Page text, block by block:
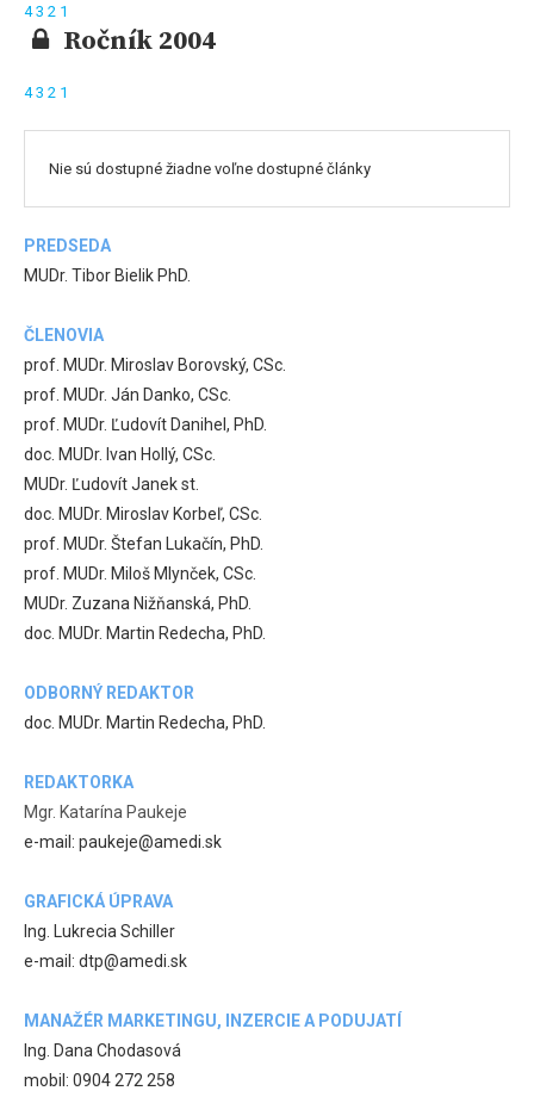
43 2 1
Ročník 2004
43 2 1
Nie sú dostupné žiadne voľne dostupné články
PREDSEDA
MUDr. Tibor Bielik PhD.
ČLENOVIA
prof. MUDr. Miroslav Borovský, CSc.
prof. MUDr. Ján Danko, CSc.
prof. MUDr. Ľudovít Danihel, PhD.
doc. MUDr. Ivan Hollý, CSc.
MUDr. Ľudovít Janek st.
doc. MUDr. Miroslav Korbeľ, CSc.
prof. MUDr. Štefan Lukačín, PhD.
prof. MUDr. Miloš Mlynček, CSc.
MUDr. Zuzana Nižňanská, PhD.
doc. MUDr. Martin Redecha, PhD.
ODBORNÝ REDAKTOR
doc. MUDr. Martin Redecha, PhD.
REDAKTORKA
Mgr. Katarína Paukeje
e-mail: paukeje@amedi.sk
GRAFICKÁ ÚPRAVA
Ing. Lukrecia Schiller
e-mail: dtp@amedi.sk
MANAŽÉR MARKETINGU, INZERCIE A PODUJATÍ
Ing. Dana Chodasová
mobil: 0904 272 258